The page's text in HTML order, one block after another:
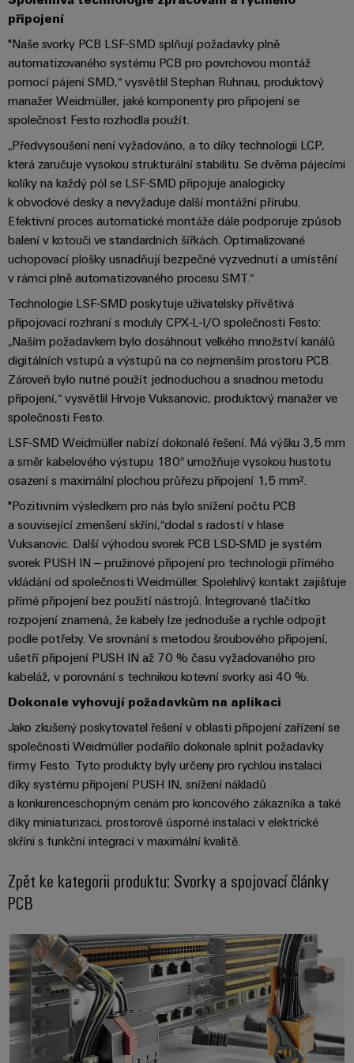
Strojní
Řešení
pro
různá
odvětví
strojové
a
tovární
automatizace
Tradiční
energetika
Budoucnost
osvědčené
výroby
energie
Ukládání
energie
Řešení
a
výrobky
pro
systémy
skladování
energie
(ESS)
Větrná
energie
Provozní
dokonalost
oblasti
větrné
energie
Vodík
Vodík
jako
klíčová
technologie
energetickou
transformaci
Výrobci
zařízení
Inovativní
řešení
konektivity
pro
Železnice
řešení
pro
klimaticky
šetrnou
mobilitu
v
železniční
dopravě
Platforma
služeb
easyConnect
Řídicí
systém
elektrárny
Výrobce
zařízení
Konektory
PCB
a
svorkovnice
PCB
Služby
v
oblasti
PCB
Výrobce
originálního
vybavení
(OEM)
I/O
Systémy
Průmyslový
Ethernet
Dotykové
panely
Technické
a vizualizační
nástroje
energie
Weidmüller
průmyslové
použití
AI
Vzdálený
přístup
Platforma
průmyslových
služeb
easyConnect
Pracoviště
a příslušenství
Nářadí
Automatické
stroje
Software
Štítky
značení
Průmyslové
Průmyslové
Infrastruktura
skříněk
Montážní
služba
NAVŠTIVTE
PŘEHLED
a
Digital
Experience
Český
stánek
IoT
připojení
"Naše svorky PCB LSF-SMD splňují požadavky plně
automatizovaného systému PCB pro povrchovou montáž
pomocí pájení SMD,“ vysvětlil Stephan Ruhnau, produktový
manažer Weidmüller, jaké komponenty pro připojení se
společnost Festo rozhodla použít.
„Předvysoušení není vyžadováno, a to díky technologii LCP,
která zaručuje vysokou strukturální stabilitu. Se dvěma pájecími
kolíky na každý pól se LSF-SMD připojuje analogicky
k obvodové desky a nevyžaduje další montážní přírubu.
Efektivní proces automatické montáže dále podporuje způsob
balení v kotouči ve standardních šířkách. Optimalizované
uchopovací plošky usnadňují bezpečné vyzvednutí a umístění
v rámci plně automatizovaného procesu SMT.“
Technologie LSF-SMD poskytuje uživatelsky přívětivá
připojovací rozhraní s moduly CPX-L-I/O společnosti Festo:
„Naším požadavkem bylo dosáhnout velkého množství kanálů
digitálních vstupů a výstupů na co nejmenším prostoru PCB.
Zároveň bylo nutné použít jednoduchou a snadnou metodu
připojení,“ vysvětlil Hrvoje Vuksanovic, produktový manažer ve
společnosti Festo.
LSF-SMD Weidmüller nabízí dokonalé řešení. Má výšku 3,5 mm
a směr kabelového výstupu 180° umožňuje vysokou hustotu
osazení s maximální plochou průřezu připojení 1,5 mm².
"Pozitivním výsledkem pro nás bylo snížení počtu PCB
a související zmenšení skříní,“dodal s radostí v hlase
Vuksanovic. Další výhodou svorek PCB LSD-SMD je systém
svorek PUSH IN – pružinové připojení pro technologii přímého
vkládání od společnosti Weidmüller. Spolehlivý kontakt zajišťuje
přímé připojení bez použití nástrojů. Integrované tlačítko
rozpojení znamená, že kabely lze jednoduše a rychle odpojit
podle potřeby. Ve srovnání s metodou šroubového připojení,
ušetří připojení PUSH IN až 70 % času vyžadovaného pro
kabeláž, v porovnání s technikou kotevní svorky asi 40 %.
Dokonale vyhovují požadavkům na aplikaci
Jako zkušený poskytovatel řešení v oblasti připojení zařízení se
společnosti Weidmüller podařilo dokonale splnit požadavky
firmy Festo. Tyto produkty byly určeny pro rychlou instalaci
díky systému připojení PUSH IN, snížení nákladů
a konkurenceschopným cenám pro koncového zákazníka a také
díky miniaturizaci, prostorově úsporné instalaci v elektrické
skříni s funkční integrací v maximální kvalitě.
Zpět ke kategorii produktu: Svorky a spojovací články
PCB
Vždy spojení napřed.